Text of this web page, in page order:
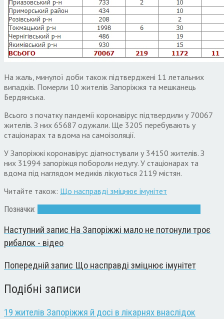
На жаль, минулої доби також підтверджені 11 летальних
випадків. Померли 10 жителів Запоріжжя та мешканець
Бердянська.
Всього з початку пандемії коронавірус підтвердили у 70067
жителів. З них 65687 одужали. Ще 3205 перебувають у
стаціонарах та вдома на самоізоляції.
У Запоріжжі коронавірус діагностували у 34150 жителів. З
них 31994 запоріжця побороли недугу. У стаціонарах та
вдома під наглядом медиків лікуються 2119 містян.
Читайте також: Що насправді зміцнює імунітет
Позначки:
Наступний запис На Запоріжжі мало не потонули троє
рибалок - відео
Попередній запис Що насправді зміцнює імунітет
Подібні записи
19 жителів Запоріжжя й досі в лікарнях внаслідок